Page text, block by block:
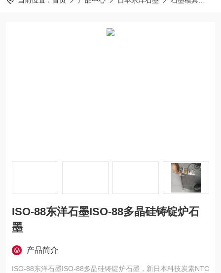
ISO-88东洋石墨ISO-88多晶硅铸锭炉石
墨
产品简介
ISO-88东洋石墨ISO-88多晶硅铸锭炉石墨，新日本科技炭素NTC